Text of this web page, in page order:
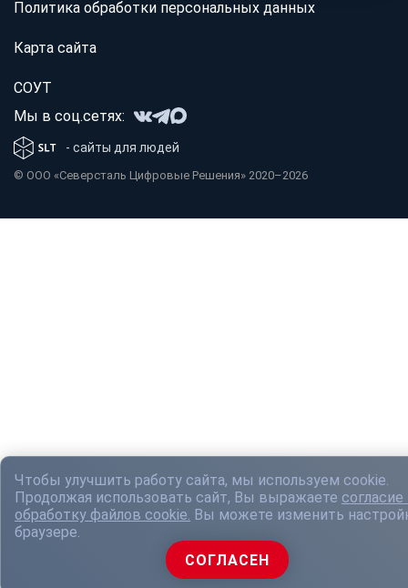
Чтобы улучшить работу сайта, мы используем cookie.
Продолжая использовать сайт, Вы выражаете согласие
обработку файлов cookie. Вы можете изменить
браузере.
СОГЛАСЕН
Политика обработки персональных данных
Карта сайта
СОУТ
Мы в соц.сетях:
- сайты для людей
© OOO «Северсталь Цифровые Решения» 2020–2026